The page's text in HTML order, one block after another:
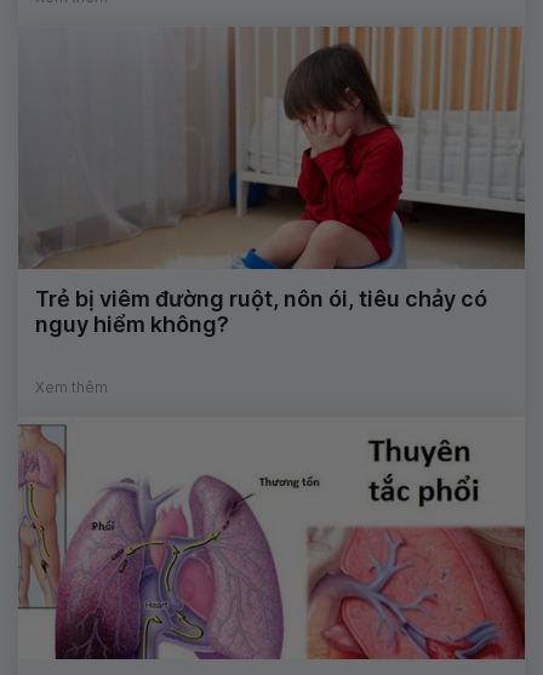
Trẻ bị viêm đường ruột, nôn ói, tiêu chảy có
nguy hiểm không?
Xem thêm